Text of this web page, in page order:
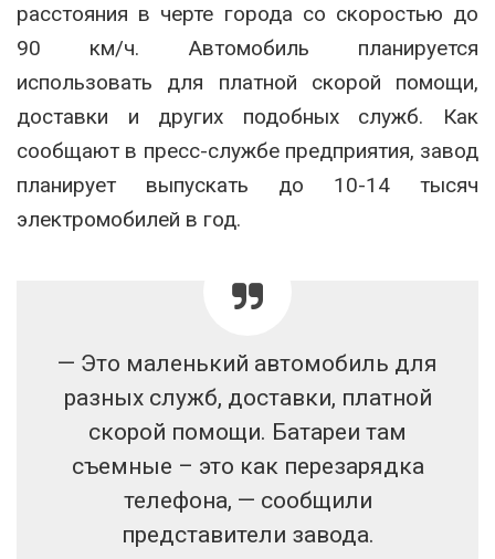
расстояния в черте города со скоростью до
90 км/ч. Автомобиль планируется
использовать для платной скорой помощи,
доставки и других подобных служб. Как
сообщают в пресс-службе предприятия, завод
планирует выпускать до 10-14 тысяч
электромобилей в год.
— Это маленький автомобиль для
разных служб, доставки, платной
скорой помощи. Батареи там
съемные – это как перезарядка
телефона, — сообщили
представители завода.